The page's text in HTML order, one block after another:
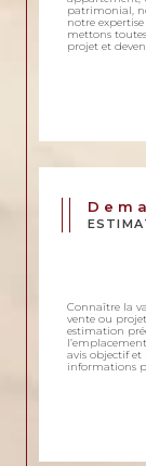
patrimonial,
notre
mettons
projet et
Connaître la
vente ou
estimation
avis objectif et
informations